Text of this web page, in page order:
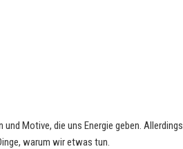
Motive, die uns Energie geben. Allerdings
warum wir etwas tun.